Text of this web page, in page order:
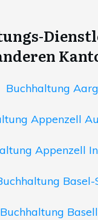
Buchhaltung
Appenzell
Appenzell
Buchhaltung